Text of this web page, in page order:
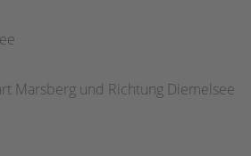
Marsberg und Richtung Diemelsee